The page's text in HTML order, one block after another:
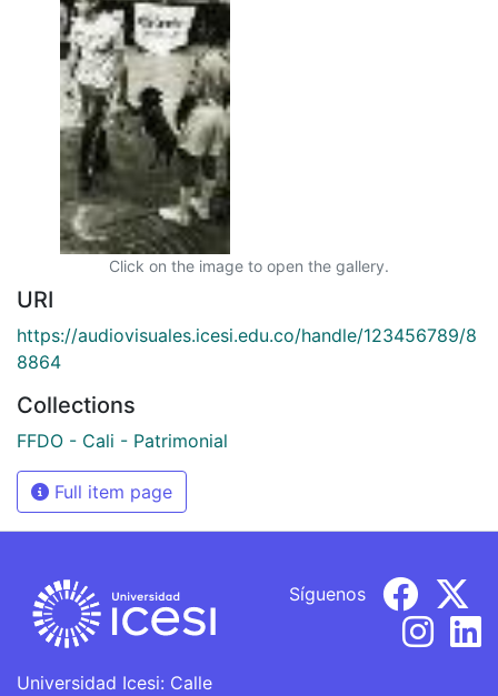
Click on the image to open the gallery.
URI
https://audiovisuales.icesi.edu.co/handle/123456789/8
8864
Collections
FFDO - Cali - Patrimonial
Full item page
Universidad Icesi: Calle
Síguenos